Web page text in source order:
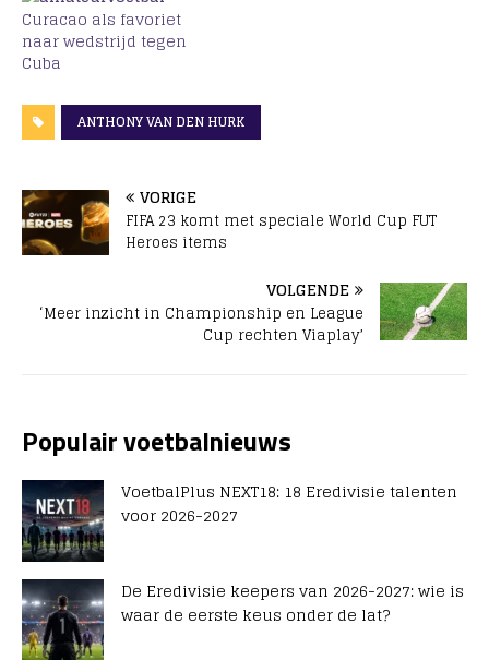
Curacao als favoriet
naar wedstrijd tegen
Cuba
ANTHONY VAN DEN HURK
VORIGE
FIFA 23 komt met speciale World Cup FUT
Heroes items
VOLGENDE
‘Meer inzicht in Championship en League
Cup rechten Viaplay’
Populair voetbalnieuws
VoetbalPlus NEXT18: 18 Eredivisie talenten
voor 2026-2027
De Eredivisie keepers van 2026-2027: wie is
waar de eerste keus onder de lat?